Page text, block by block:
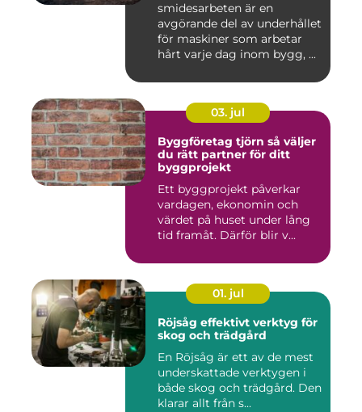
smidesarbeten är en
avgörande del av underhållet
för maskiner som arbetar
hårt varje dag inom bygg, ...
03. jul
Byggföretag tjörn så väljer
du rätt partner för ditt
byggprojekt
Ett byggprojekt påverkar
vardagen, ekonomin och
värdet på huset under lång
tid framåt. Därför blir v...
01. jul
Röjsåg effektivt verktyg för
skog och trädgård
En Röjsåg är ett av de mest
underskattade verktygen i
både skog och trädgård. Den
klarar allt från s...